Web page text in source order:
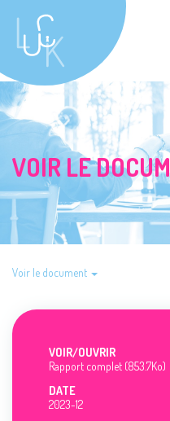
VOIR LE
Voir le document
VOIR/OUVRIR
Rapport complet (853.7Ko)
DATE
2023-12